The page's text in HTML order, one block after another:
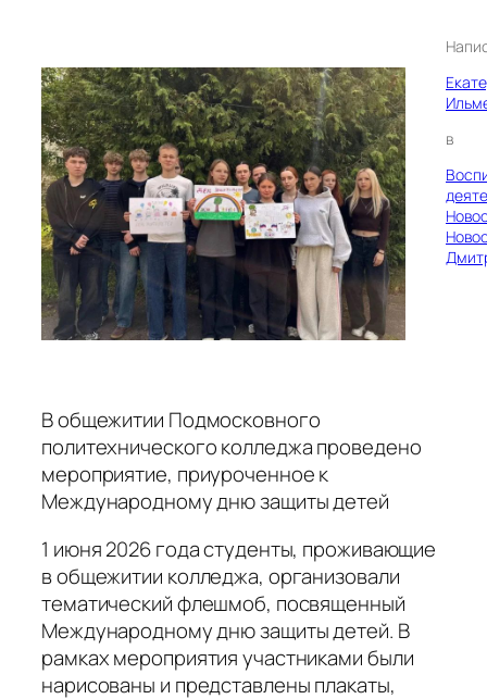
в
В общежитии Подмосковного
политехнического колледжа проведено
мероприятие, приуроченное к
Международному дню защиты детей
1 июня 2026 года студенты, проживающие
в общежитии колледжа, организовали
тематический флешмоб, посвященный
Международному дню защиты детей. В
рамках мероприятия участниками были
нарисованы и представлены плакаты,